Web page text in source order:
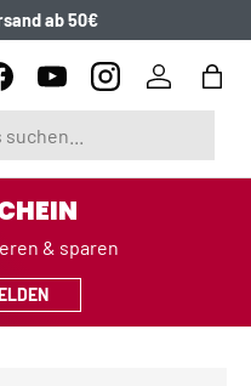
ab 50€
YouTubeInstagramEinloggen
& sparen